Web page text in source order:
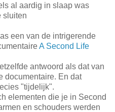
al aardig in slaap was
sluiten
een van de intrigerende
A Second Life
antwoord als dat van
documentaire. En dat
"tijdelijk".
elementen die je in Second
en schouders werden